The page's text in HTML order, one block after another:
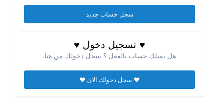
سجل حساب جديد
♥ تسجيل دخول ♥
هل تمتلك حساب بالفعل ؟ سجل دخولك من هنا.
♥ سجل دخولك الان ♥